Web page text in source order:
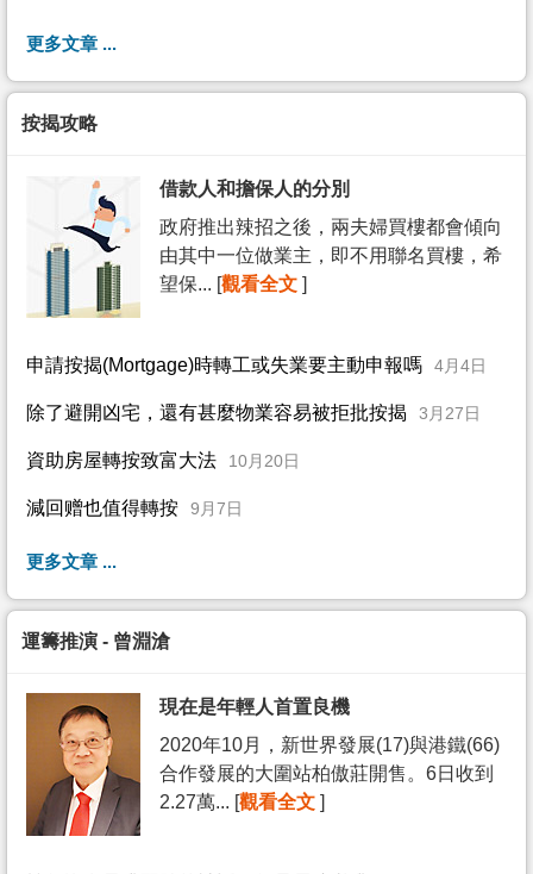
更多文章 ...
按揭攻略
借款人和擔保人的分別
政府推出辣招之後，兩夫婦買樓都會傾向
由其中一位做業主，即不用聯名買樓，希
望保... [觀看全文 ]
申請按揭(Mortgage)時轉工或失業要主動申報嗎 4月4日
除了避開凶宅，還有甚麼物業容易被拒批按揭 3月27日
資助房屋轉按致富大法 10月20日
減回赠也值得轉按 9月7日
更多文章 ...
運籌推演 - 曾淵滄
現在是年輕人首置良機
2020年10月，新世界發展(17)與港鐵(66)
合作發展的大圍站柏傲莊開售。6日收到
2.27萬... [觀看全文 ]